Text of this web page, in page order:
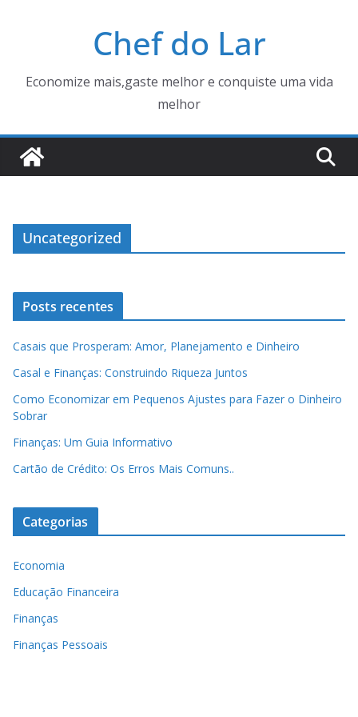
conteúdo
Chef do Lar
Economize mais,gaste melhor e conquiste uma vida
melhor
Uncategorized
Posts recentes
Casais que Prosperam: Amor, Planejamento e Dinheiro
Casal e Finanças: Construindo Riqueza Juntos
Como Economizar em Pequenos Ajustes para Fazer o Dinheiro
Sobrar
Finanças: Um Guia Informativo
Cartão de Crédito: Os Erros Mais Comuns..
Categorias
Economia
Educação Financeira
Finanças
Finanças Pessoais